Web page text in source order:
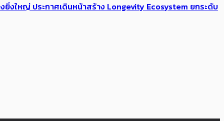
งใหญ่ ประกาศเดินหน้าสร้าง Longevity Ecosystem ยกระดับ